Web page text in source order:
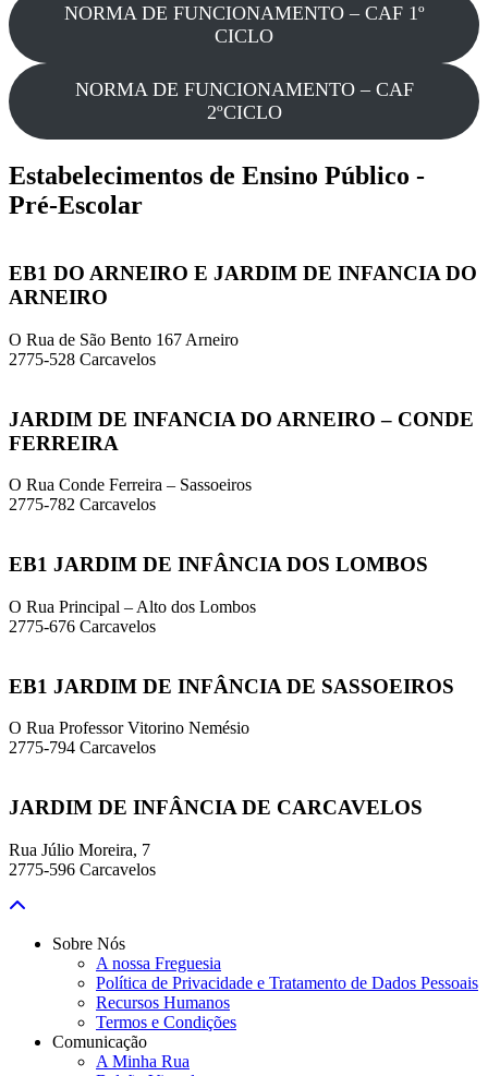
NORMA DE FUNCIONAMENTO – CAF 1º
CICLO
NORMA DE FUNCIONAMENTO – CAF
2ºCICLO
Estabelecimentos de Ensino Público -
Pré-Escolar
EB1 DO ARNEIRO E JARDIM DE INFANCIA DO
ARNEIRO
O Rua de São Bento 167 Arneiro
2775-528 Carcavelos
JARDIM DE INFANCIA DO ARNEIRO – CONDE
FERREIRA
O Rua Conde Ferreira – Sassoeiros
2775-782 Carcavelos
EB1 JARDIM DE INFÂNCIA DOS LOMBOS
O Rua Principal – Alto dos Lombos
2775-676 Carcavelos
EB1 JARDIM DE INFÂNCIA DE SASSOEIROS
O Rua Professor Vitorino Nemésio
2775-794 Carcavelos
JARDIM DE INFÂNCIA DE CARCAVELOS
Rua Júlio Moreira, 7
2775-596 Carcavelos
Sobre Nós
A nossa Freguesia
Política de Privacidade e Tratamento de Dados Pessoais
Recursos Humanos
Termos e Condições
Comunicação
A Minha Rua